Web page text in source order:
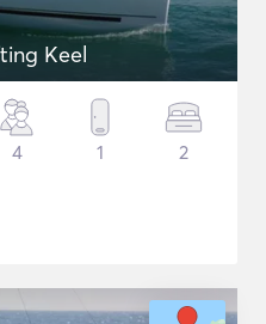
Keel
4 1 2